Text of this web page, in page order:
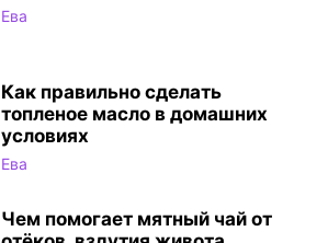
Ева
Как правильно сделать
топленое масло в домашних
условиях
Ева
Чем помогает мятный чай от